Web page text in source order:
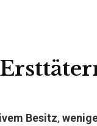
Besitz,